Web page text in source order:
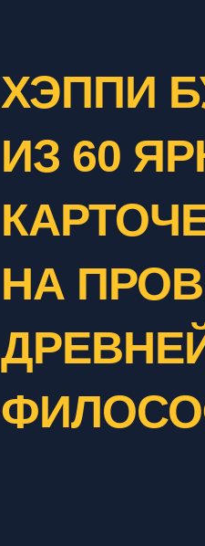
ХЭППИ
ИЗ 60
НА